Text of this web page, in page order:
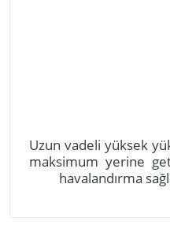
Uzun vadeli yüksek
maksimum yerine
havalandırma